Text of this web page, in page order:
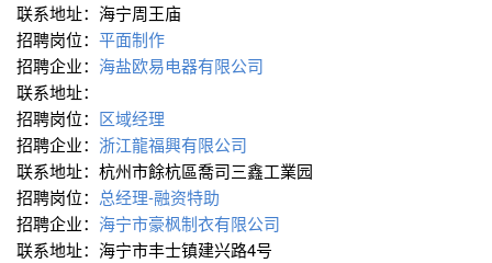
联系地址：海宁周王庙
招聘岗位： 平面制作
招聘企业： 海盐欧易电器有限公司
联系地址：
招聘岗位： 区域经理
招聘企业： 浙江龍福興有限公司
联系地址：杭州市餘杭區喬司三鑫工業园
招聘岗位： 总经理-融资特助
招聘企业： 海宁市豪枫制衣有限公司
联系地址：海宁市丰士镇建兴路4号